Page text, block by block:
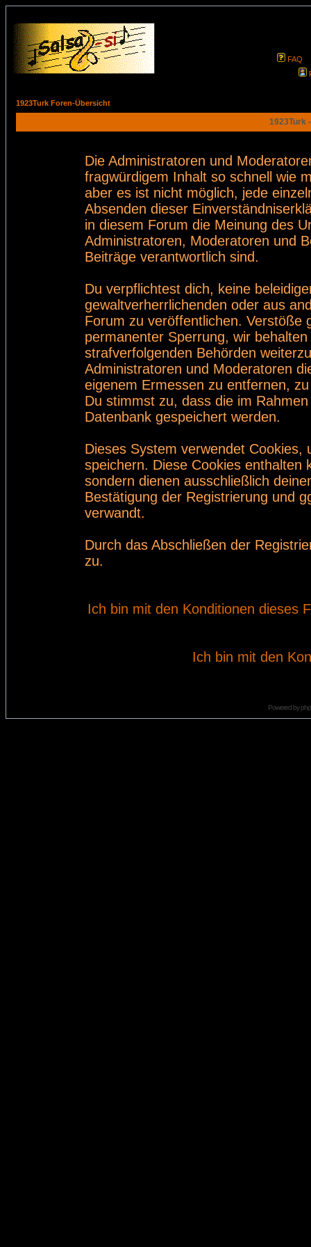
FAQ
1923Turk Foren-Übersicht
1923Turk
Die Administratoren und
fragwürdigem Inhalt so schnell wie
aber es ist nicht möglich, jede
Absenden dieser
in diesem Forum die Meinung des
Administratoren, Moderatoren und
Beiträge verantwortlich sind.
Du verpflichtest dich, keine
gewaltverherrlichenden oder aus
Forum zu veröffentlichen. Verstöße
permanenter Sperrung, wir
strafverfolgenden Behörden
Administratoren und Moderatoren
eigenem Ermessen zu entfernen,
Du stimmst zu, dass die im
Datenbank gespeichert werden.
Dieses System verwendet
speichern. Diese Cookies enthalten
sondern dienen ausschließlich
Bestätigung der Registrierung und
verwandt.
Durch das Abschließen der
zu.
Ich bin mit den Konditionen dieses
Ich bin mit den
Powered by